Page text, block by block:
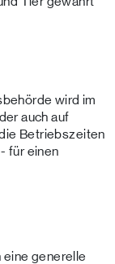
wird im
auch auf
Betriebszeiten
für einen
generelle